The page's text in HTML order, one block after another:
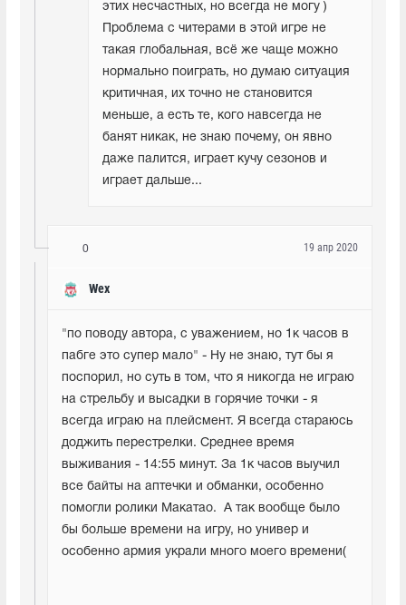
этих несчастных, но всегда не могу )
Проблема с читерами в этой игре не
такая глобальная, всё же чаще можно
нормально поиграть, но думаю ситуация
критичная, их точно не становится
меньше, а есть те, кого навсегда не
банят никак, не знаю почему, он явно
даже палится, играет кучу сезонов и
играет дальше...
0
Wex
19 апр 2020
"по поводу автора, с уважением, но 1к часов в
пабге это супер мало" - Ну не знаю, тут бы я
поспорил, но суть в том, что я никогда не играю
на стрельбу и высадки в горячие точки - я
всегда играю на плейсмент. Я всегда стараюсь
доджить перестрелки. Среднее время
выживания - 14:55 минут. За 1к часов выучил
все байты на аптечки и обманки, особенно
помогли ролики Макатао.  А так вообще было
бы больше времени на игру, но универ и
особенно армия украли много моего времени(